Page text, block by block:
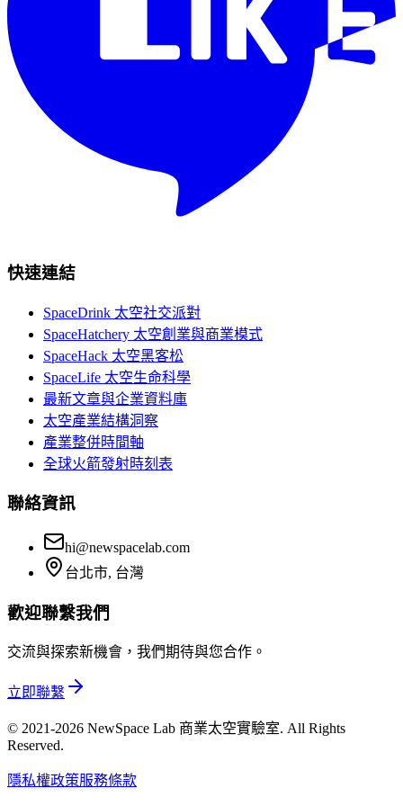
快速連結
SpaceDrink 太空社交派對
SpaceHatchery 太空創業與商業模式
SpaceHack 太空黑客松
SpaceLife 太空生命科學
最新文章與企業資料庫
太空產業結構洞察
產業整併時間軸
全球火箭發射時刻表
聯絡資訊
hi@newspacelab.com
台北市, 台灣
歡迎聯繫我們
交流與探索新機會，我們期待與您合作。
立即聯繫
© 2021-2026 NewSpace Lab 商業太空實驗室. All Rights
Reserved.
隱私權政策服務條款